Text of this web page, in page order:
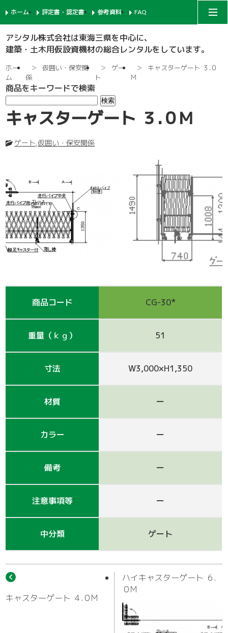
アシタル株式会社 カタログ
アシタル株式会社は東海三県を中心に、
建築・土木用仮設資機材の総合レンタルをしています。
次世代足場
支柱-1
手摺-1
先行手摺-1
階段-1
巾木-1
一側足場
支柱-2
手摺-2
ブラケット-2
踏板-2
その他-2
枠組足場
建枠
筋違
手摺-3
巾木-3
梁枠
ブラケット-3
壁つなぎ
鉄骨足場
親綱関係
アルミ梯子
足場板
鋼管
シート関係
山留材
軽量鋼矢板
ミニリフト
内部足場
脚立
支保工
四角支柱
ゲート
ﾌﾗｯﾄﾊﾟﾈﾙ
その他-8
その他レンタル
鉄板・ゴムマット
トイレ
ホーム 評定書・認定書 参考資料
FAQ
ホー
ム
仮囲い・保安関
係
ゲー
ト
キャスターゲート ３.０
M
商品をキーワードで検索
キャスターゲート ３.０M
仮囲い・保安関係
,
ゲート
商品コード CG-30*
重量（ｋｇ） 51
寸法 W3,000×H1,350
材質 ー
カラー ー
備考 ー
注意事項等 ー
中分類 ゲート
キャスターゲート ４.０M
ハイキャスターゲート ６.
０M